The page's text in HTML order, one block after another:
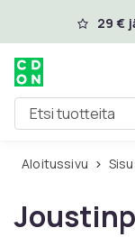
Ohita ja29 €
Etsi tuotteita
Aloitussivu